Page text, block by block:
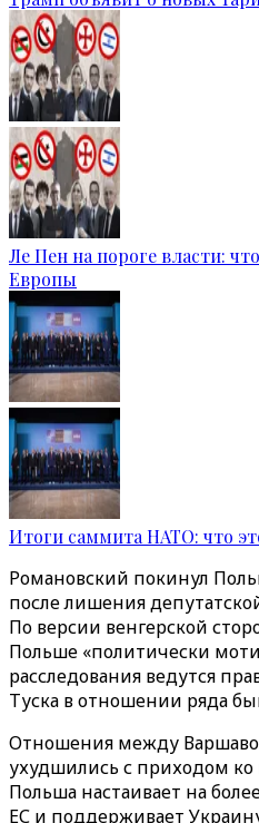
Ле Пен на пороге власти:
Европы
Итоги саммита НАТО: что
Романовский покинул
после лишения
По версии венгерской
Польше «политически
расследования ведутся
Туска в отношении ряда
Отношения между
ухудшились с приходом ко
Польша настаивает на
ЕС и поддерживает